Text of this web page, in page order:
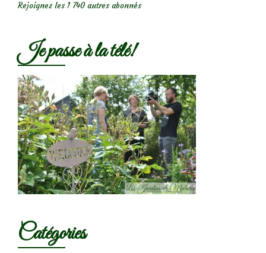
Rejoignez les 1 740 autres abonnés
Je passe à la télé!
Catégories